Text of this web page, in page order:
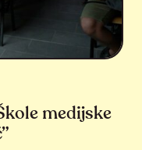
medijske